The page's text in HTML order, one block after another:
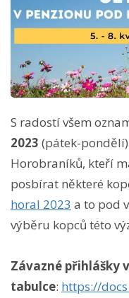
S radostí všem
2023 (pátek-
Horobraníků, kteří
posbírat některé
horal 2023 a to pod
výběru kopců této
Závazné přihlášky
tabulce: https://